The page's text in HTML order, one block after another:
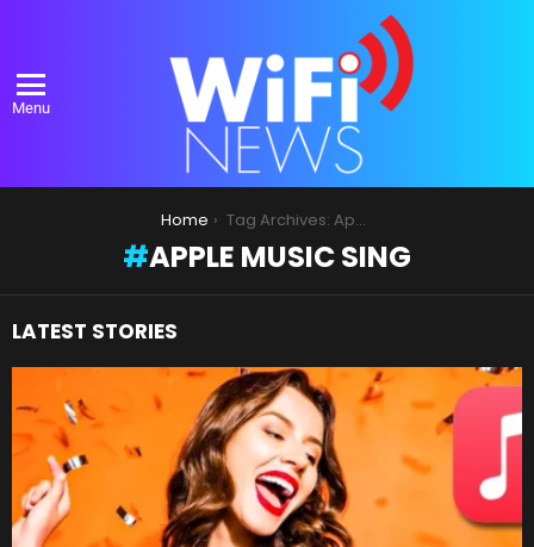
Menu
Home Tag Archives: Apple Music Sing
APPLE MUSIC SING
LATEST STORIES